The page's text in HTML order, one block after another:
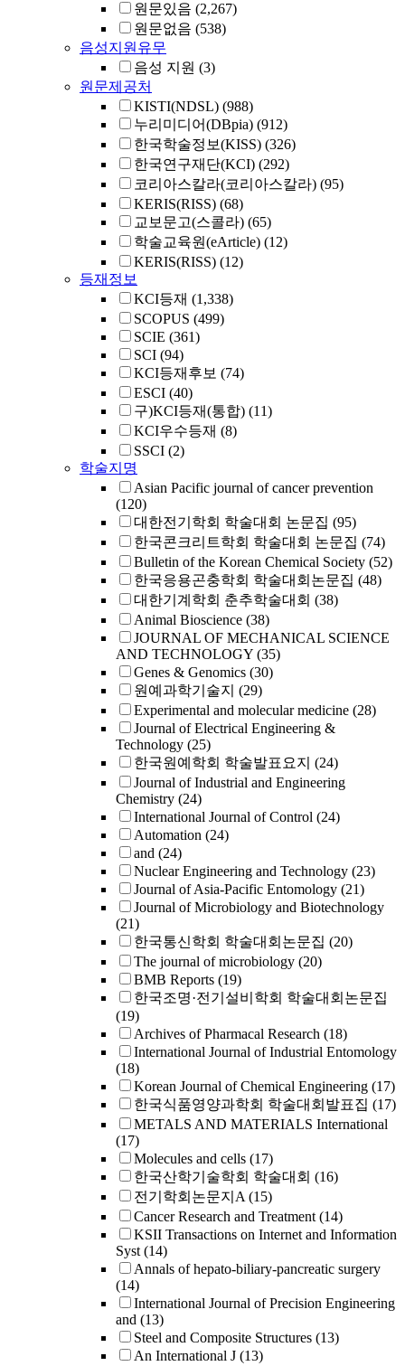
원문있음 (2,267)
원문없음 (538)
음성지원유무
음성 지원 (3)
원문제공처
KISTI(NDSL) (988)
누리미디어(DBpia) (912)
한국학술정보(KISS) (326)
한국연구재단(KCI) (292)
코리아스칼라(코리아스칼라) (95)
KERIS(RISS) (68)
교보문고(스콜라) (65)
학술교육원(eArticle) (12)
KERIS(RISS) (12)
등재정보
KCI등재 (1,338)
SCOPUS (499)
SCIE (361)
SCI (94)
KCI등재후보 (74)
ESCI (40)
구)KCI등재(통합) (11)
KCI우수등재 (8)
SSCI (2)
학술지명
Asian Pacific journal of cancer prevention
(120)
대한전기학회 학술대회 논문집 (95)
한국콘크리트학회 학술대회 논문집 (74)
Bulletin of the Korean Chemical Society (52)
한국응용곤충학회 학술대회논문집 (48)
대한기계학회 춘추학술대회 (38)
Animal Bioscience (38)
JOURNAL OF MECHANICAL SCIENCE
AND TECHNOLOGY (35)
Genes & Genomics (30)
원예과학기술지 (29)
Experimental and molecular medicine (28)
Journal of Electrical Engineering &
Technology (25)
한국원예학회 학술발표요지 (24)
Journal of Industrial and Engineering
Chemistry (24)
International Journal of Control (24)
Automation (24)
and (24)
Nuclear Engineering and Technology (23)
Journal of Asia-Pacific Entomology (21)
Journal of Microbiology and Biotechnology
(21)
한국통신학회 학술대회논문집 (20)
The journal of microbiology (20)
BMB Reports (19)
한국조명·전기설비학회 학술대회논문집
(19)
Archives of Pharmacal Research (18)
International Journal of Industrial Entomology
(18)
Korean Journal of Chemical Engineering (17)
한국식품영양과학회 학술대회발표집 (17)
METALS AND MATERIALS International
(17)
Molecules and cells (17)
한국산학기술학회 학술대회 (16)
전기학회논문지A (15)
Cancer Research and Treatment (14)
KSII Transactions on Internet and Information
Syst (14)
Annals of hepato-biliary-pancreatic surgery
(14)
International Journal of Precision Engineering
and (13)
Steel and Composite Structures (13)
An International J (13)